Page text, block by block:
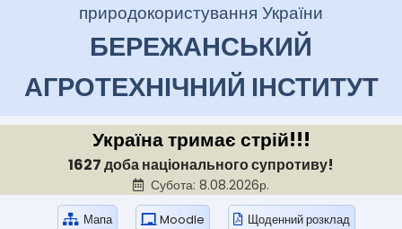
природокористування України
БЕРЕЖАНСЬКИЙ
АГРОТЕХНІЧНИЙ ІНСТИТУТ
Україна тримає стрій!!!
1627 доба національного супротиву!
Субота: 8.08.2026р.
Мапа Moodle Щоденний розклад